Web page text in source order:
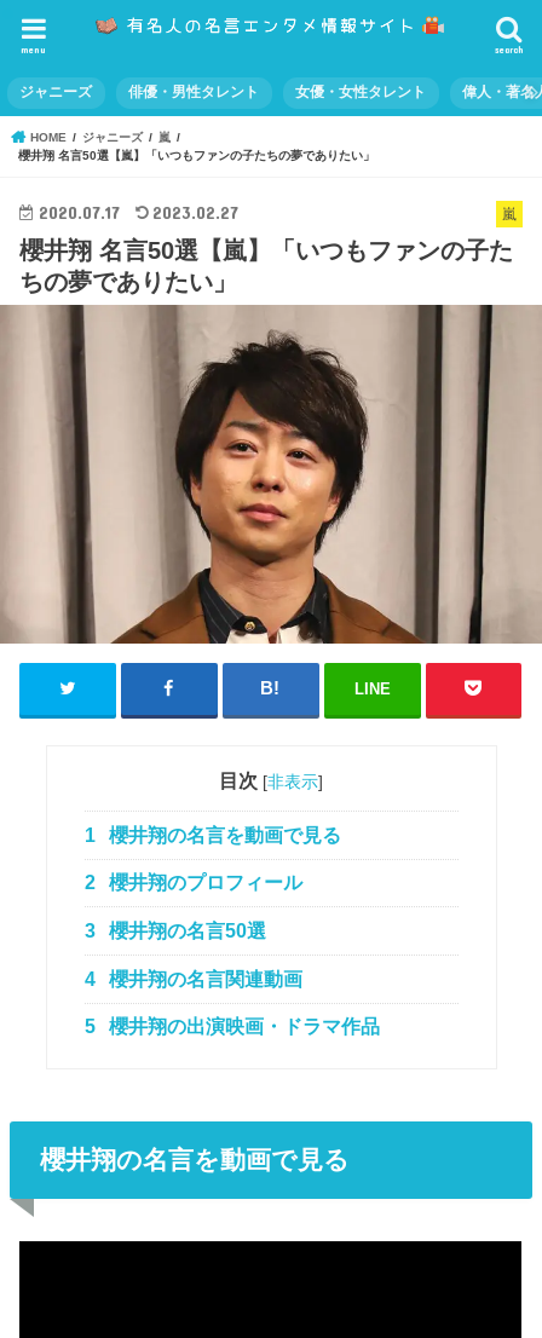
search
menu
ジャニーズ 俳優・男性タレント 女優・女性タレント 偉人・著名
HOME ジャニーズ
嵐
櫻井翔 名言50選【嵐】「いつもファンの子たちの夢でありたい」
嵐
2020.07.17 2023.02.27
櫻井翔 名言50選【嵐】「いつもファンの子た
ちの夢でありたい」
LINE
目次 [非表示]
1 櫻井翔の名言を動画で見る
2 櫻井翔のプロフィール
3 櫻井翔の名言50選
4 櫻井翔の名言関連動画
5 櫻井翔の出演映画・ドラマ作品
櫻井翔の名言を動画で見る